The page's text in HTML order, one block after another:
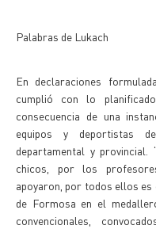
Palabras de Lukach
En declaraciones
cumplió con lo
consecuencia de una
equipos y deportistas
departamental y
chicos, por los
apoyaron, por todos ellos es
de Formosa en el
convencionales,